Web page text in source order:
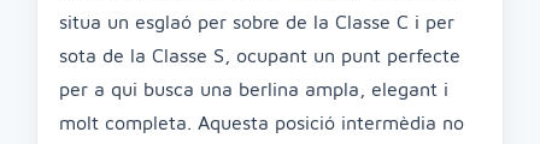
situa un esglaó per sobre de la Classe C i per
sota de la Classe S, ocupant un punt perfecte
per a qui busca una berlina ampla, elegant i
molt completa. Aquesta posició intermèdia no